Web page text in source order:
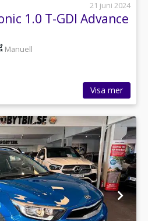
21 juni 2024
1.0 T-GDI Advance
Manuell
Visa mer